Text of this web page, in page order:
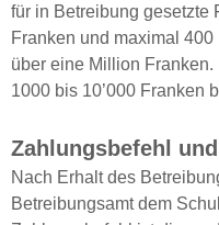
für in Betreibung gesetzte
Franken und maximal
über eine Million
1000 bis 10’000 Franken
Zahlungsbefehl
Nach Erhalt des
Betreibungsamt dem